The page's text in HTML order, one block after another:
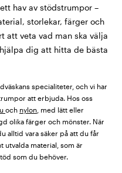
hav av stödstrumpor –
storlekar, färger och
att veta vad man ska välja
dig att hitta de bästa
specialiteter, och vi har
att erbjuda. Hos oss
och nylon , med lätt eller
olika färger och mönster. När
alltid vara säker på att du får
utvalda material, som är
som du behöver.